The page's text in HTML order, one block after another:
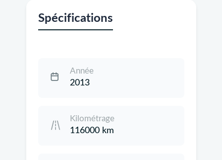
Spécifications
Année
2013
Kilométrage
116000 km